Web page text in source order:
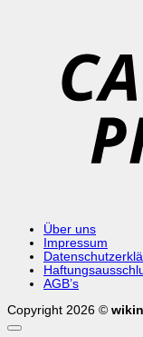
Über uns
Impressum
AGB’s
Copyright 2026 ©